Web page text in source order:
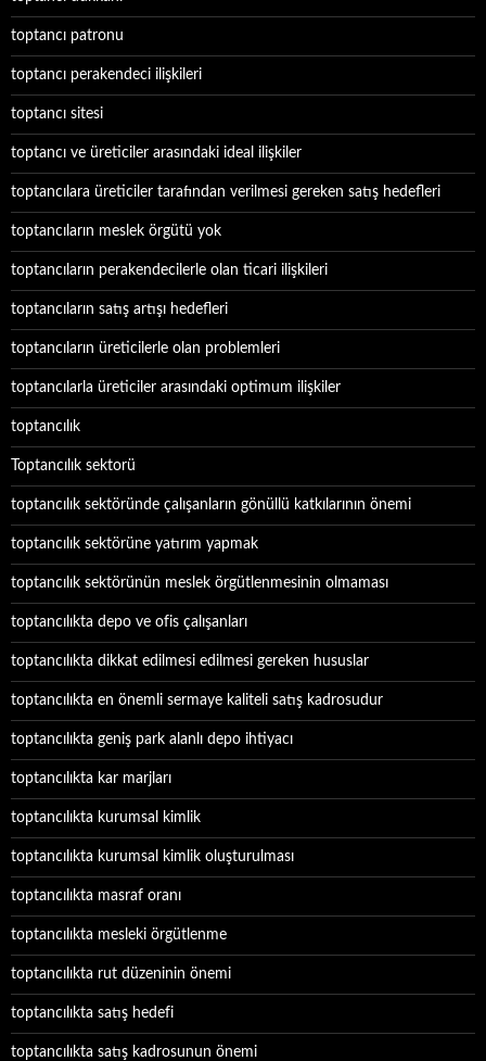
toptancı patronu
toptancı perakendeci ilişkileri
toptancı sitesi
toptancı ve üreticiler arasındaki ideal ilişkiler
toptancılara üreticiler tarafından verilmesi gereken satış hedefleri
toptancıların meslek örgütü yok
toptancıların perakendecilerle olan ticari ilişkileri
toptancıların satış artışı hedefleri
toptancıların üreticilerle olan problemleri
toptancılarla üreticiler arasındaki optimum ilişkiler
toptancılık
Toptancılık sektorü
toptancılık sektöründe çalışanların gönüllü katkılarının önemi
toptancılık sektörüne yatırım yapmak
toptancılık sektörünün meslek örgütlenmesinin olmaması
toptancılıkta depo ve ofis çalışanları
toptancılıkta dikkat edilmesi edilmesi gereken hususlar
toptancılıkta en önemli sermaye kaliteli satış kadrosudur
toptancılıkta geniş park alanlı depo ihtiyacı
toptancılıkta kar marjları
toptancılıkta kurumsal kimlik
toptancılıkta kurumsal kimlik oluşturulması
toptancılıkta masraf oranı
toptancılıkta mesleki örgütlenme
toptancılıkta rut düzeninin önemi
toptancılıkta satış hedefi
toptancılıkta satış kadrosunun önemi